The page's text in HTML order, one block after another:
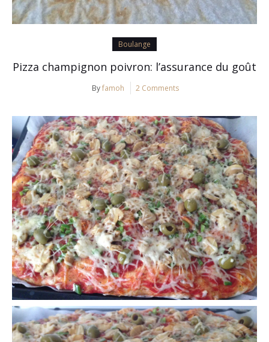
Boulange
Pizza champignon poivron: l’assurance du goût
Byfamoh 2 Comments